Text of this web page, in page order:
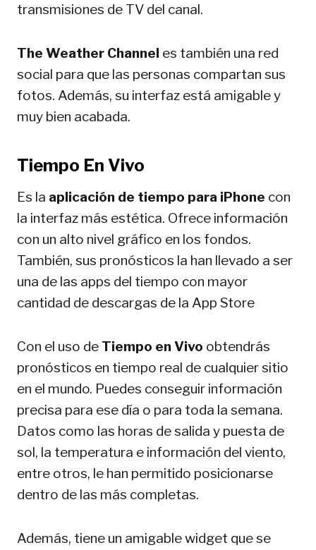
transmisiones de TV del canal.
The Weather Channel es también una red
social para que las personas compartan sus
fotos. Además, su interfaz está amigable y
muy bien acabada.
Tiempo En Vivo
Es la aplicación de tiempo para iPhone con
la interfaz más estética. Ofrece información
con un alto nivel gráfico en los fondos.
También, sus pronósticos la han llevado a ser
una de las apps del tiempo con mayor
cantidad de descargas de la App Store
Con el uso de Tiempo en Vivo obtendrás
pronósticos en tiempo real de cualquier sitio
en el mundo. Puedes conseguir información
precisa para ese día o para toda la semana.
Datos como las horas de salida y puesta de
sol, la temperatura e información del viento,
entre otros, le han permitido posicionarse
dentro de las más completas.
Además, tiene un amigable widget que se